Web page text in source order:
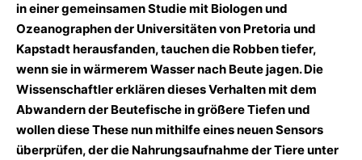
in einer gemeinsamen Studie mit Biologen und
Ozeanographen der Universitäten von Pretoria und
Kapstadt herausfanden, tauchen die Robben tiefer,
wenn sie in wärmerem Wasser nach Beute jagen. Die
Wissenschaftler erklären dieses Verhalten mit dem
Abwandern der Beutefische in größere Tiefen und
wollen diese These nun mithilfe eines neuen Sensors
überprüfen, der die Nahrungsaufnahme der Tiere unter